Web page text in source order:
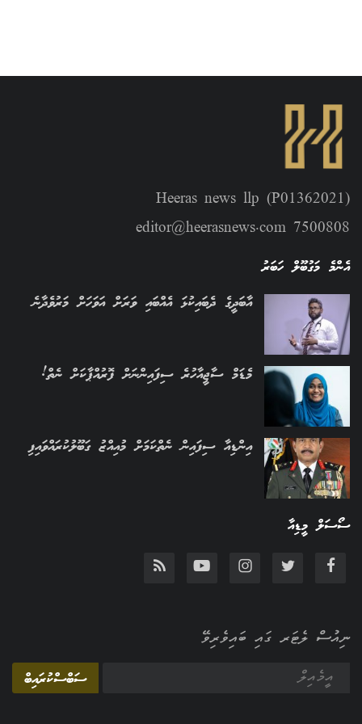
Heeras news llp (P01362021)
editor@heerasnews.com 7500808
އެންމެ މަގުބޫލް ހަބަރު
އާބަދީގެ ދެބައިކުޅަ އެއްބައި ވަރަށް އަވަހަށް މަރުވެދާނެ
މެޑަމް ސާޖީއާހުރެ ސިފައިންނަށް ފޮރުއްޕާކަށް ނެތް!
އިންޑިއާ ސިފައިން ނެތްކަމަށް މުއިއްޒު ގަބޫލުކުރައްވައިފި
ސޯސަލް މީޑިއާ
ނިއުސް ލެޓަރ ގައި ބައިވެރިވޭ
ސަބްސްކުރައިބް